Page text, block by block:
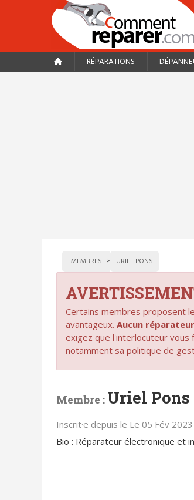
RÉPARATIONS
MEMBRES URIEL PONS
Certains membres proposent
avantageux. Aucun
exigez que l'interlocuteur vous
notamment sa politique de
Membre : Uriel Pons
Inscrit·e depuis le Le 05 Fév
Bio : Réparateur électronique et